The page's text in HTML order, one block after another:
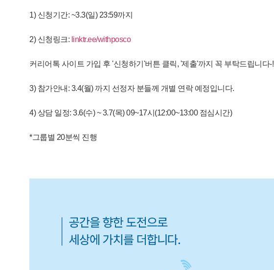
1) 신청기간: ~3.3(일) 23:59까지
2) 신청링크: linktr.ee/withposco
커리어톡 사이트 가입 후 '신청하기'버튼 클릭, '제출'까지 꼭 부탁드립니다-!
3) 참가안내: 3.4(월) 까지 선정자 분들께 개별 연락 예정입니다.
4) 상담 일정: 3.6(수) ~ 3.7(목) 09~17시(12:00~13:00 점심시간)
*그룹별 20분씩 진행